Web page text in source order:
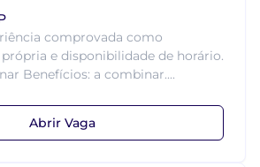
comprovada como
e disponibilidade de horário.
Benefícios: a combinar....
Abrir Vaga